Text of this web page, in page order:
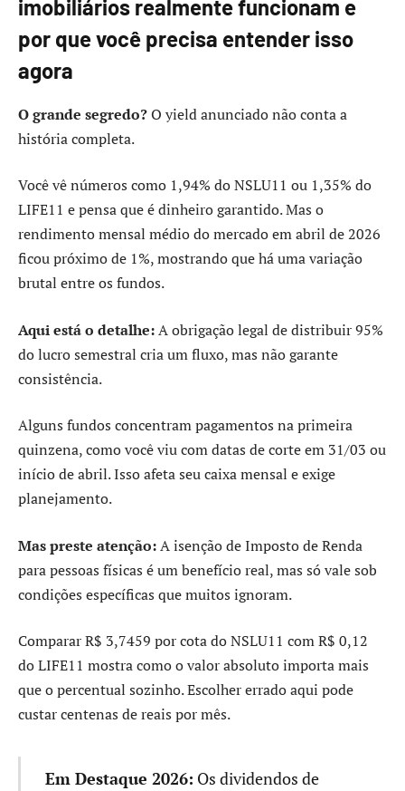
imobiliários realmente funcionam e
por que você precisa entender isso
agora
O grande segredo?O yield anunciado não conta a
história completa.
Você vê números como 1,94% do NSLU11 ou 1,35% do
LIFE11 e pensa que é dinheiro garantido. Mas o
rendimento mensal médio do mercado em abril de 2026
ficou próximo de 1%, mostrando que há uma variação
brutal entre os fundos.
Aqui está o detalhe:A obrigação legal de distribuir 95%
do lucro semestral cria um fluxo, mas não garante
consistência.
Alguns fundos concentram pagamentos na primeira
quinzena, como você viu com datas de corte em 31/03 ou
início de abril. Isso afeta seu caixa mensal e exige
planejamento.
Mas preste atenção:A isenção de Imposto de Renda
para pessoas físicas é um benefício real, mas só vale sob
condições específicas que muitos ignoram.
Comparar R$ 3,7459 por cota do NSLU11 com R$ 0,12
do LIFE11 mostra como o valor absoluto importa mais
que o percentual sozinho. Escolher errado aqui pode
custar centenas de reais por mês.
Em Destaque 2026: Os dividendos de